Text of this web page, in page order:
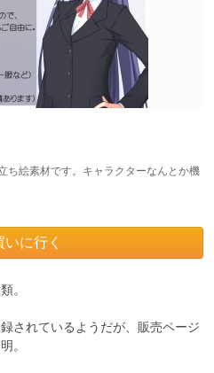
ち絵素材です。キャラクターなんとか機
いに行く
。
されているようだが、販売ページ
。